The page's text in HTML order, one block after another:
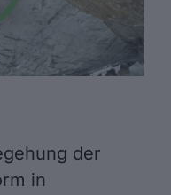
der
in